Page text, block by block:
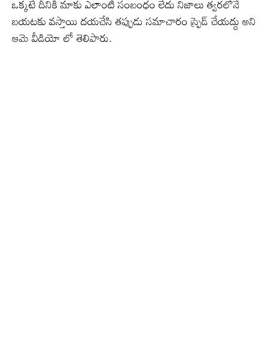
బయటకు వస్తాయి దయచేసి తప్పుడు సమాచారం స్ప్రెడ్ చేయద్దు అని
ఆమె వీడియో లో తెలిపారు.